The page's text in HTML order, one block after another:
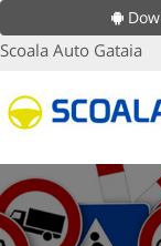
Scoala Auto Gataia